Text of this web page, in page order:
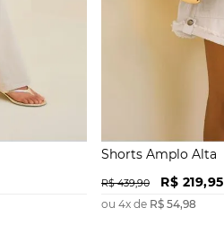
Shorts Amplo Alta
R$ 439,90 R$ 219,95
ou 4x de R$ 54,98